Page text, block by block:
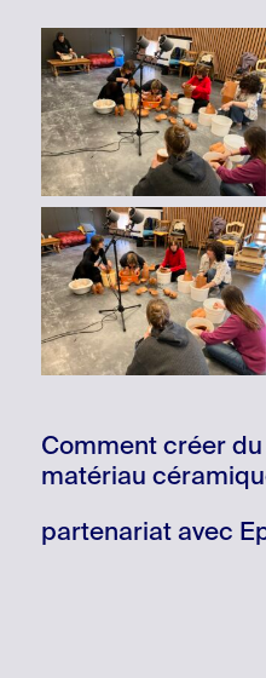
Comment créer
matériau
partenariat avec